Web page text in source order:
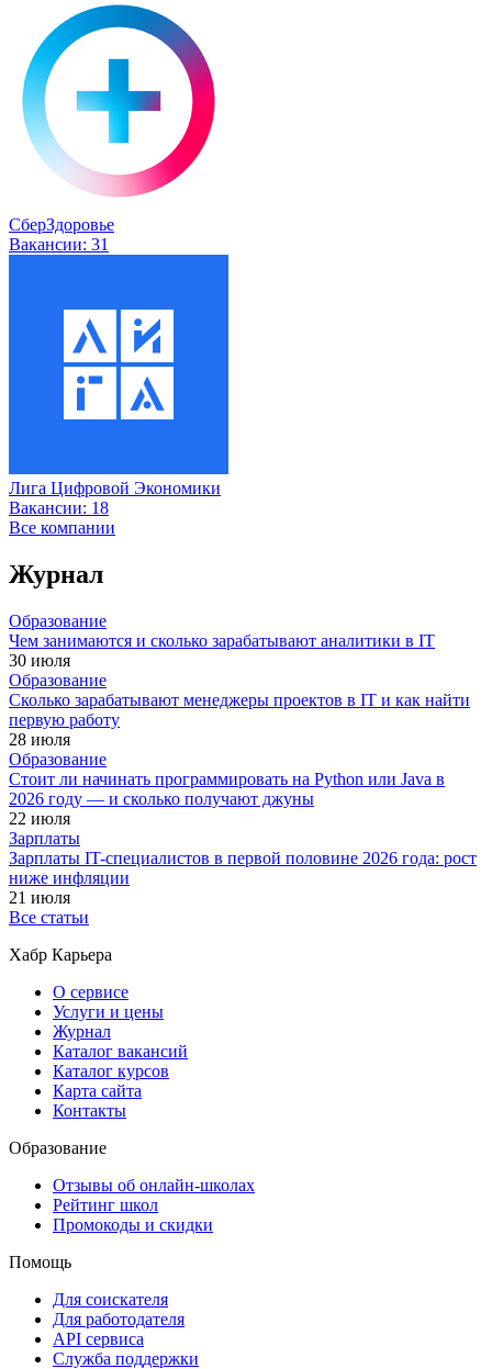
СберЗдоровье
Вакансии: 31
Лига Цифровой Экономики
Вакансии: 18
Все компании
Журнал
Образование
Чем занимаются и сколько зарабатывают аналитики в IT
30 июля
Образование
Сколько зарабатывают менеджеры проектов в IT и как найти
первую работу
28 июля
Образование
Стоит ли начинать программировать на Python или Java в
2026 году — и сколько получают джуны
22 июля
Зарплаты
Зарплаты IT-специалистов в первой половине 2026 года: рост
ниже инфляции
21 июля
Все статьи
Хабр Карьера
О сервисе
Услуги и цены
Журнал
Каталог вакансий
Каталог курсов
Карта сайта
Контакты
Образование
Отзывы об онлайн-школах
Рейтинг школ
Промокоды и скидки
Помощь
Для соискателя
Для работодателя
API сервиса
Служба поддержки